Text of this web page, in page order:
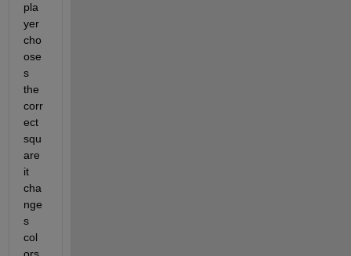
pla
yer
cho
ose
s
the
corr
ect
squ
are
it
cha
nge
s
col